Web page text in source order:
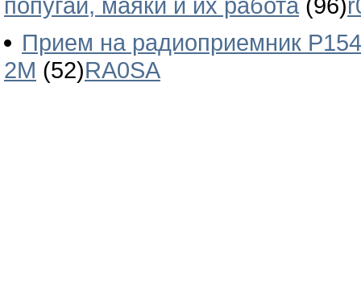
Прием на радиоприемник
2М (52)RA0SA